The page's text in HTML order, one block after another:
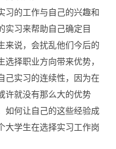
习的工作与自己的兴趣和
实习来帮助自己确定目
来说，会扰乱他们今后的
择职业方向带来优势，
己实习的连续性，因为在
许就没有那么大的优势
如何让自己的这些经验成
大学生在选择实习工作岗